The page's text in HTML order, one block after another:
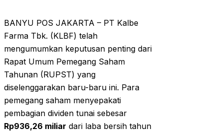
BANYU POS JAKARTA – PT Kalbe
Farma Tbk. (KLBF) telah
mengumumkan keputusan penting dari
Rapat Umum Pemegang Saham
Tahunan (RUPST) yang
diselenggarakan baru-baru ini. Para
pemegang saham menyepakati
pembagian dividen tunai sebesar
Rp936,26 miliar dari laba bersih tahun